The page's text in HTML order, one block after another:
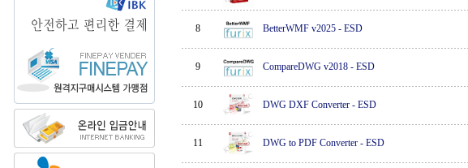
8 BetterWMF v2025- ESD
9 CompareDWG v2018- ESD
10 DWG DXF Converter- ESD
11 DWG to PDF Converter- ESD